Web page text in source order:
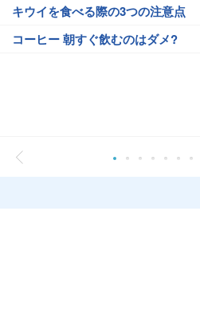
キウイを食べる際の3つの注意点
コーヒー 朝すぐ飲むのはダメ?